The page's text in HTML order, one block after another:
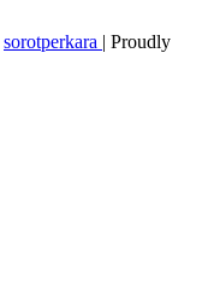
sorotperkara | Proudly